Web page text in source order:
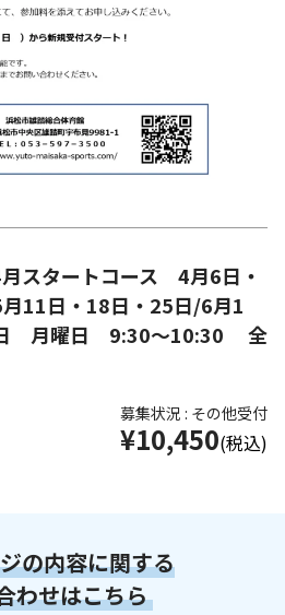
スタートコース 4月6日・
11日・18日・25日/6月1
日 月曜日 9:30～10:30 全
募集状況 : その他受付
¥10,450(税込)
の内容に関する
わせはこちら